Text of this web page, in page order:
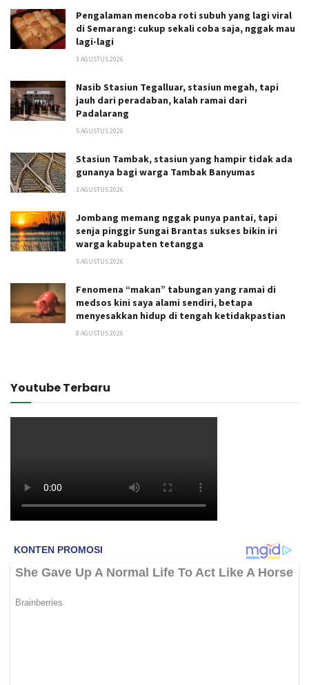
Pengalaman mencoba roti subuh yang lagi viral
di Semarang: cukup sekali coba saja, nggak mau
lagi-lagi
3 AGUSTUS 2026
Nasib Stasiun Tegalluar, stasiun megah, tapi
jauh dari peradaban, kalah ramai dari
Padalarang
5 AGUSTUS 2026
Stasiun Tambak, stasiun yang hampir tidak ada
gunanya bagi warga Tambak Banyumas
3 AGUSTUS 2026
Jombang memang nggak punya pantai, tapi
senja pinggir Sungai Brantas sukses bikin iri
warga kabupaten tetangga
5 AGUSTUS 2026
Fenomena “makan” tabungan yang ramai di
medsos kini saya alami sendiri, betapa
menyesakkan hidup di tengah ketidakpastian
8 AGUSTUS 2026
Youtube Terbaru